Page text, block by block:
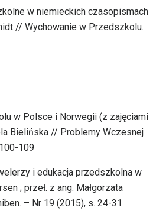
w niemieckich czasopismach
// Wychowanie w Przedszkolu.
w Polsce i Norwegii (z zajęciami
Bielińska // Problemy Wczesnej
109
i edukacja przedszkolna w
; przeł. z ang. Małgorzata
– Nr 19 (2015), s. 24-31